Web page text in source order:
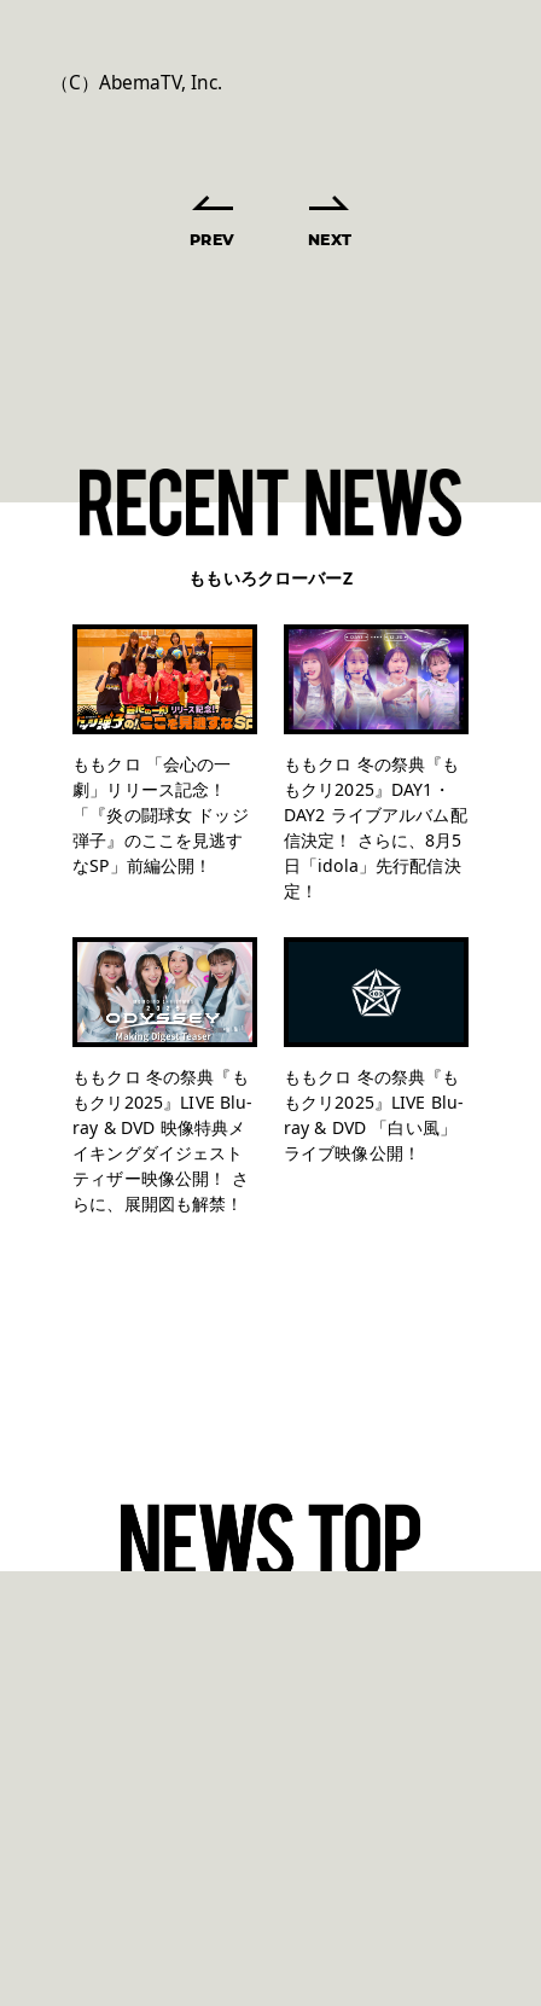
（C）AbemaTV, Inc.
PREV NEXT
ももいろクローバーZ
ももクロ 「会心の一
劇」リリース記念！
「『炎の闘球女 ドッジ
弾子』のここを見逃す
なSP」前編公開！
ももクロ 冬の祭典『も
もクリ2025』DAY1・
DAY2 ライブアルバム配
信決定！ さらに、8月5
日「idola」先行配信決
定！
ももクロ 冬の祭典『も
もクリ2025』LIVE Blu-
ray & DVD 映像特典メ
イキングダイジェスト
ティザー映像公開！ さ
らに、展開図も解禁！
ももクロ 冬の祭典『も
もクリ2025』LIVE Blu-
ray & DVD 「白い風」
ライブ映像公開！